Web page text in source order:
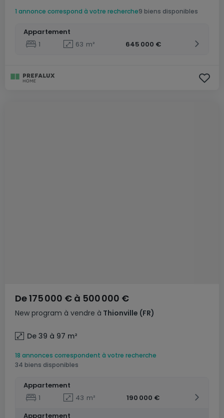
1 annonce correspond à votre recherche9 biens disponibles
Appartement
1
63 m² 645 000 €
New program à vendre à Thionville (FR)
De175 000 € à 500 000 €
De 39 à 97 m²
18 annonces correspondent à votre recherche
34 biens disponibles
Appartement
1
43 m²
190 000 €
Appartement